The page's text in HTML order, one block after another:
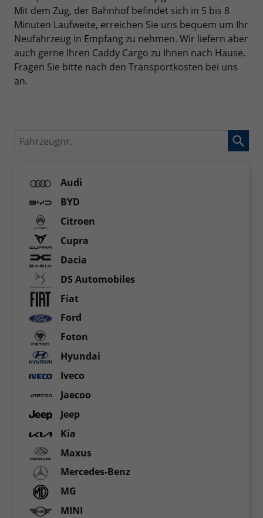
Mit dem Zug, der Bahnhof befindet sich in 5 bis 8
Minuten Laufweite, erreichen Sie uns bequem um Ihr
Neufahrzeug in Empfang zu nehmen. Wir liefern aber
auch gerne Ihren Caddy Cargo zu Ihnen nach Hause.
Fragen Sie bitte nach den Transportkosten bei uns
an.
Fahrzeugnr.
Audi
BYD
Citroen
Cupra
Dacia
DS Automobiles
Fiat
Ford
Foton
Hyundai
Iveco
Jaecoo
Jeep
Kia
Maxus
Mercedes-Benz
MG
MINI